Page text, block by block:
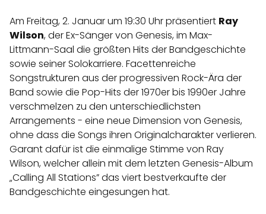
Am Freitag, 2. Januar um 19:30 Uhr präsentiert Ray
Wilson, der Ex-Sänger von Genesis, im Max-
Littmann-Saal die größten Hits der Bandgeschichte
sowie seiner Solokarriere. Facettenreiche
Songstrukturen aus der progressiven Rock-Ära der
Band sowie die Pop-Hits der 1970er bis 1990er Jahre
verschmelzen zu den unterschiedlichsten
Arrangements - eine neue Dimension von Genesis,
ohne dass die Songs ihren Originalcharakter verlieren.
Garant dafür ist die einmalige Stimme von Ray
Wilson, welcher allein mit dem letzten Genesis-Album
„Calling All Stations” das viert bestverkaufte der
Bandgeschichte eingesungen hat.